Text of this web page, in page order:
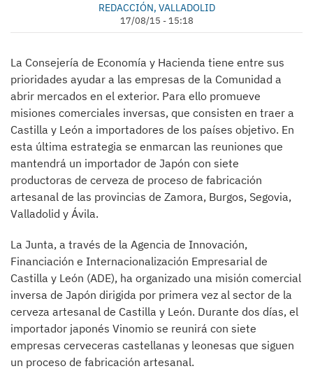
REDACCIÓN, VALLADOLID
17/08/15 - 15:18
La Consejería de Economía y Hacienda tiene entre sus
prioridades ayudar a las empresas de la Comunidad a
abrir mercados en el exterior. Para ello promueve
misiones comerciales inversas, que consisten en traer a
Castilla y León a importadores de los países objetivo. En
esta última estrategia se enmarcan las reuniones que
mantendrá un importador de Japón con siete
productoras de cerveza de proceso de fabricación
artesanal de las provincias de Zamora, Burgos, Segovia,
Valladolid y Ávila.
La Junta, a través de la Agencia de Innovación,
Financiación e Internacionalización Empresarial de
Castilla y León (ADE), ha organizado una misión comercial
inversa de Japón dirigida por primera vez al sector de la
cerveza artesanal de Castilla y León. Durante dos días, el
importador japonés Vinomio se reunirá con siete
empresas cerveceras castellanas y leonesas que siguen
un proceso de fabricación artesanal.